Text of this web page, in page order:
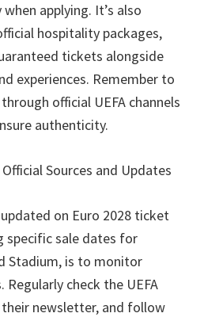
applying. It’s also
hospitality packages,
tickets alongside
experiences. Remember to
official UEFA channels
authenticity.
Official Sources and Updates
on Euro 2028 ticket
specific sale dates for
Stadium, is to monitor
. Regularly check the UEFA
newsletter, and follow